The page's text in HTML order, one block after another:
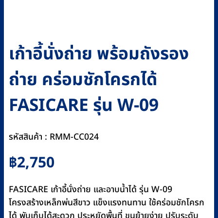
เก้าอี้นั่งถ่าย พร้อมถังรอง
ถ่าย คร่อมชักโครกได้
FASICARE รุ่น W-09
รหัสสินค้า : RMM-CC024
฿2,750
FASICARE เก้าอี้นั่งถ่าย และอาบน้ำได้ รุ่น W-09
โครงสร้างเหล็กพ่นสีขาว แข็งแรงทนทาน ใช้คร่อมชักโครก